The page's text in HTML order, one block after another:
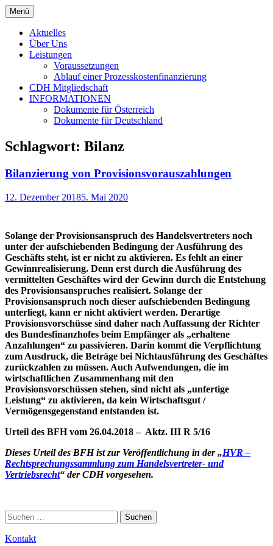
Springe
zum
InhaltCDH legal
ist es uns wert!
Menü
Aktuelles
Über Uns
Leistungen
Voraussetzungen
Ablauf einer Prozesskostenfinanzierung
CDH Mitgliedschaft
INFORMATIONEN
Dokumente für Österreich
Dokumente für Deutschland
Schlagwort: Bilanz
Bilanzierung von Provisionsvorauszahlungen
12. Dezember 20185. Mai 2020
Solange der Provisionsanspruch des Handelsvertreters noch
unter der aufschiebenden Bedingung der Ausführung des
Geschäfts steht, ist er nicht zu aktivieren. Es fehlt an einer
Gewinnrealisierung. Denn erst durch die Ausführung des
vermittelten Geschäftes wird der Gewinn durch die Entstehung
des Provisionsanspruches realisiert. Solange der
Provisionsanspruch noch dieser aufschiebenden Bedingung
unterliegt, kann er nicht aktiviert werden. Derartige
Provisionsvorschüsse sind daher nach Auffassung der Richter
des Bundesfinanzhofes beim Empfänger als „erhaltene
Anzahlungen“ zu passivieren. Darin kommt die Verpflichtung
zum Ausdruck, die Beträge bei Nichtausführung des Geschäftes
zurückzahlen zu müssen. Auch Aufwendungen, die im
wirtschaftlichen Zusammenhang mit den
Provisionsvorschüssen stehen, sind nicht als „unfertige
Leistung“ zu aktivieren, da kein Wirtschaftsgut /
Vermögensgegenstand entstanden ist.
Urteil des BFH vom 26.04.2018 – Aktz. III R 5/16
Dieses Urteil des BFH ist zur Veröffentlichung in der „HVR –
Rechtsprechungssammlung zum Handelsvertreter- und
Vertriebsrecht“ der CDH vorgesehen.
Suchen
nach:
Kontakt